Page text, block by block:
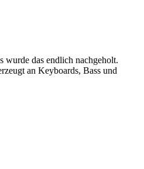
wurde das endlich nachgeholt.
an Keyboards, Bass und